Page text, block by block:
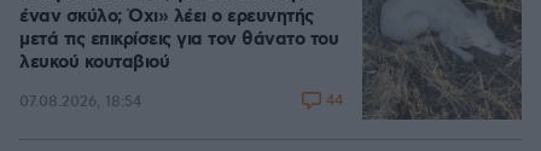
έναν σκύλο; Όχι» λέει ο ερευνητής
μετά τις επικρίσεις για τον θάνατο του
λευκού κουταβιού
07.08.2026, 18:54 44